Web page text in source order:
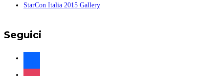
StarCon Italia 2015 Gallery
Seguici